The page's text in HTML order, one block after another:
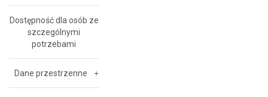
Dostępność dla osób ze
szczególnymi
potrzebami
Dane przestrzenne